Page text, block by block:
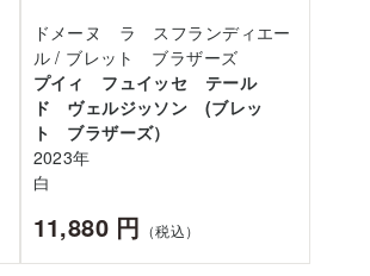
ドメーヌ ラ スフランディエー
ル / ブレット ブラザーズ
プイィ フュイッセ テール
ド ヴェルジッソン (ブレッ
ト ブラザーズ）
2023年
白
11,880 円 （税込）